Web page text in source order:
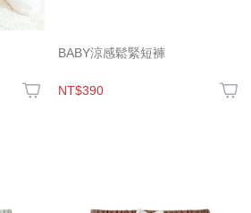
BABY涼感鬆緊短褲
NT$390